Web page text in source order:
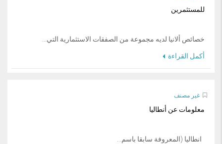
للمستثمرين
خصائص ألانيا لديه مجموعة من الصفقات الاستثمارية التي...
أكمل القراءة
غير مصنف
معلومات عن أنطاليا
انطاليا (المعروفة سابقا باسم...